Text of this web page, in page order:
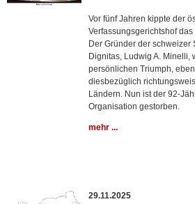
Vor fünf Jahren kippte der
Verfassungsgerichtshof
Der Gründer der schweizer
Dignitas, Ludwig A. Minelli,
persönlichen Triumph,
diesbezüglich
Ländern. Nun ist der 92-
Organisation gestorben.
mehr ...
29.11.2025